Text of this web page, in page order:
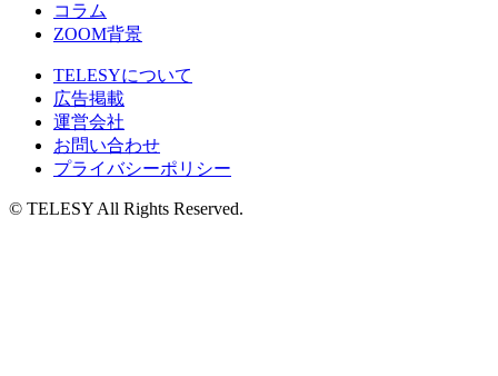
コラム
ZOOM背景
TELESYについて
広告掲載
運営会社
お問い合わせ
プライバシーポリシー
© TELESY All Rights Reserved.